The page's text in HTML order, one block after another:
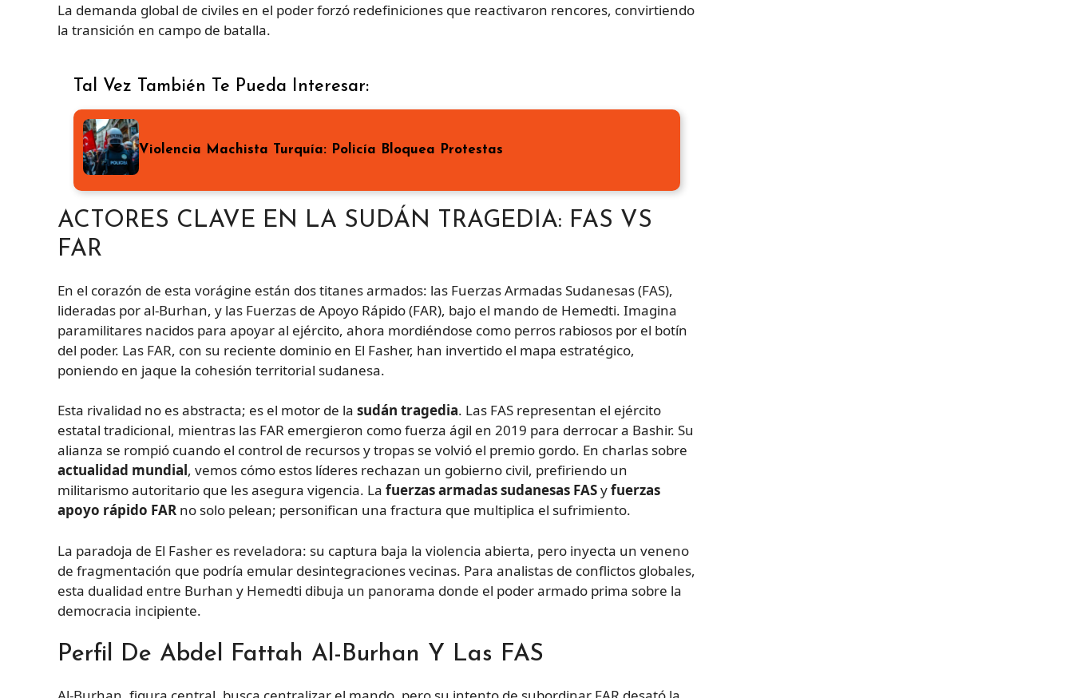
La demanda global de civiles en el poder forzó redefiniciones que reactivaron rencores, convirtiendo
la transición en campo de batalla.
Tal Vez También Te Pueda Interesar:
Violencia Machista Turquía: Policía Bloquea Protestas
ACTORES CLAVE EN LA SUDÁN TRAGEDIA: FAS VS
FAR
En el corazón de esta vorágine están dos titanes armados: las Fuerzas Armadas Sudanesas (FAS),
lideradas por al-Burhan, y las Fuerzas de Apoyo Rápido (FAR), bajo el mando de Hemedti. Imagina
paramilitares nacidos para apoyar al ejército, ahora mordiéndose como perros rabiosos por el botín
del poder. Las FAR, con su reciente dominio en El Fasher, han invertido el mapa estratégico,
poniendo en jaque la cohesión territorial sudanesa.
Esta rivalidad no es abstracta; es el motor de la sudán tragedia. Las FAS representan el ejército
estatal tradicional, mientras las FAR emergieron como fuerza ágil en 2019 para derrocar a Bashir. Su
alianza se rompió cuando el control de recursos y tropas se volvió el premio gordo. En charlas sobre
actualidad mundial, vemos cómo estos líderes rechazan un gobierno civil, prefiriendo un
militarismo autoritario que les asegura vigencia. La fuerzas armadas sudanesas FASyfuerzas
apoyo rápido FAR no solo pelean; personifican una fractura que multiplica el sufrimiento.
La paradoja de El Fasher es reveladora: su captura baja la violencia abierta, pero inyecta un veneno
de fragmentación que podría emular desintegraciones vecinas. Para analistas de conflictos globales,
esta dualidad entre Burhan y Hemedti dibuja un panorama donde el poder armado prima sobre la
democracia incipiente.
Perfil De Abdel Fattah Al-Burhan Y Las FAS